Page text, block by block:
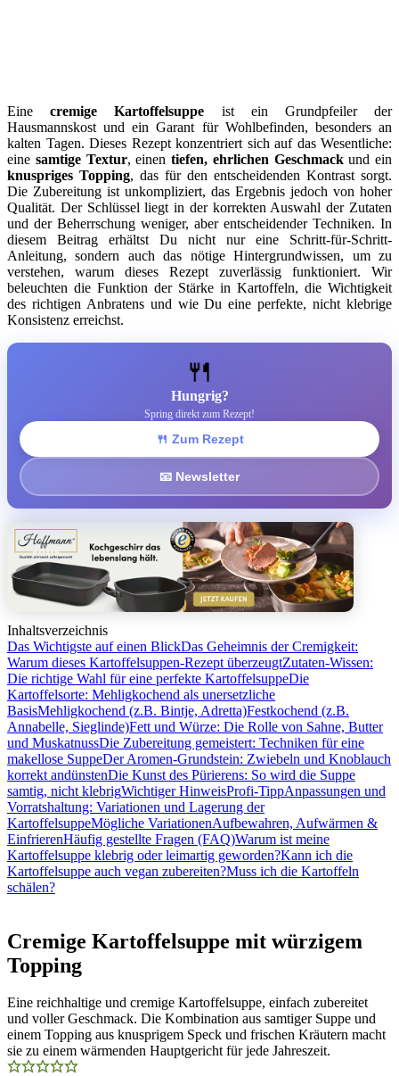
Einecremige Kartoffelsuppe ist ein Grundpfeiler der
Hausmannskost und ein Garant für Wohlbefinden, besonders an
kalten Tagen. Dieses Rezept konzentriert sich auf das Wesentliche:
eine samtige Textur, einen tiefen, ehrlichen Geschmackund ein
knuspriges Topping, das für den entscheidenden Kontrast sorgt.
Die Zubereitung ist unkompliziert, das Ergebnis jedoch von hoher
Qualität. Der Schlüssel liegt in der korrekten Auswahl der Zutaten
und der Beherrschung weniger, aber entscheidender Techniken. In
diesem Beitrag erhältst Du nicht nur eine Schritt-für-Schritt-
Anleitung, sondern auch das nötige Hintergrundwissen, um zu
verstehen, warum dieses Rezept zuverlässig funktioniert. Wir
beleuchten die Funktion der Stärke in Kartoffeln, die Wichtigkeit
des richtigen Anbratens und wie Du eine perfekte, nicht klebrige
Konsistenz erreichst.
🍴
Hungrig?
Spring direkt zum Rezept!
🍴 Zum Rezept
📧 Newsletter
Inhaltsverzeichnis
Das Wichtigste auf einen BlickDas Geheimnis der Cremigkeit:
Warum dieses Kartoffelsuppen-Rezept überzeugtZutaten-Wissen:
Die richtige Wahl für eine perfekte KartoffelsuppeDie
Kartoffelsorte: Mehligkochend als unersetzliche
BasisMehligkochend (z.B. Bintje, Adretta)Festkochend (z.B.
Annabelle, Sieglinde)Fett und Würze: Die Rolle von Sahne, Butter
und MuskatnussDie Zubereitung gemeistert: Techniken für eine
makellose SuppeDer Aromen-Grundstein: Zwiebeln und Knoblauch
korrekt andünstenDie Kunst des Pürierens: So wird die Suppe
samtig, nicht klebrigWichtiger HinweisProfi-TippAnpassungen und
Vorratshaltung: Variationen und Lagerung der
KartoffelsuppeMögliche VariationenAufbewahren, Aufwärmen &
EinfrierenHäufig gestellte Fragen (FAQ)Warum ist meine
Kartoffelsuppe klebrig oder leimartig geworden?Kann ich die
Kartoffelsuppe auch vegan zubereiten?Muss ich die Kartoffeln
schälen?
Cremige Kartoffelsuppe mit würzigem
Topping
Eine reichhaltige und cremige Kartoffelsuppe, einfach zubereitet
und voller Geschmack. Die Kombination aus samtiger Suppe und
einem Topping aus knusprigem Speck und frischen Kräutern macht
sie zu einem wärmenden Hauptgericht für jede Jahreszeit.